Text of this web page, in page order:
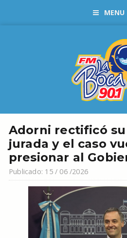
MENU
Adorni rectificó
jurada y el caso
presionar al
Publicado: 15 / 06 /2026